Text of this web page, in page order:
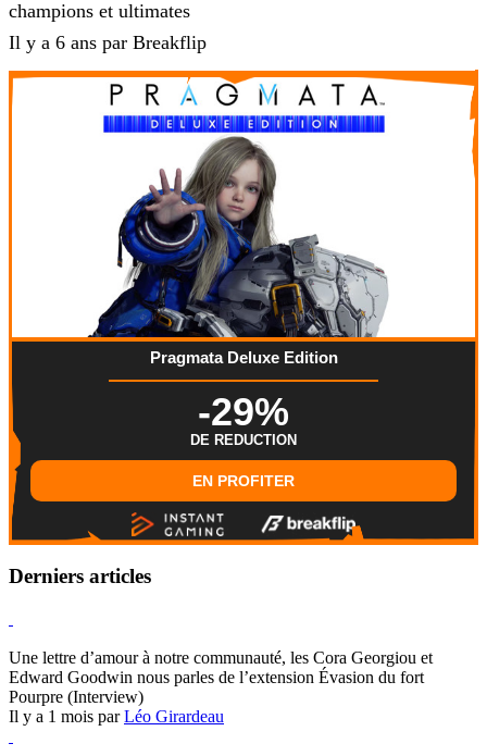
champions et ultimates
Il y a 6 ans par Breakflip
Pragmata Deluxe Edition
-29%
DE REDUCTION
EN PROFITER
Derniers articles
Une lettre d’amour à notre communauté, les Cora Georgiou et
Edward Goodwin nous parles de l’extension Évasion du fort
Pourpre (Interview)
Il y a 1 mois parLéo Girardeau